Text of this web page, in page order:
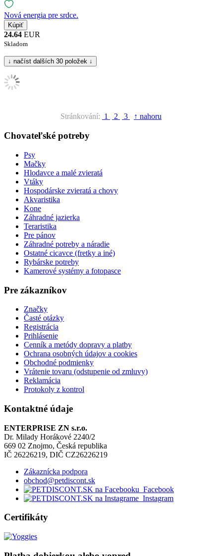
Nová energia pre srdce.
24.64 EUR
Skladom
Stránkování: 1 2 3 ↑ nahoru
Chovateľské potreby
Psy
Mačky
Hlodavce a malé zvieratá
Vtáky
Hospodárske zvieratá a chovy
Akvaristika
Kone
Záhradné jazierka
Teraristika
Pre pánov
Záhradné potreby a náradie
Ostatné cicavce (fretky a iné)
Rybárske potreby
Kamerové systémy a fotopasce
Pre zákazníkov
Značky
Časté otázky
Registrácia
Prihlásenie
Cenník a metódy dopravy a platby
Ochrana osobných údajov a cookies
Obchodné podmienky
Vrátenie tovaru (odstupenie od zmluvy)
Reklamácia
Protokoly z kontrol
Kontaktné údaje
ENTERPRISE ZN s.r.o.
Dr. Milady Horákové 2240/2
669 02 Znojmo, Česká republika
IČ 26226219, DIČ CZ26226219
Zákaznícka podpora
obchod@petdiscont.sk
Facebook
Instagram
Certifikáty